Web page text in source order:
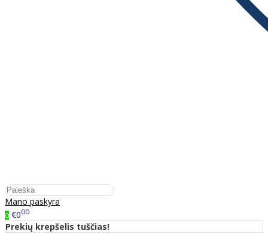
Mano paskyra
0 €000
Prekių krepšelis tuščias!